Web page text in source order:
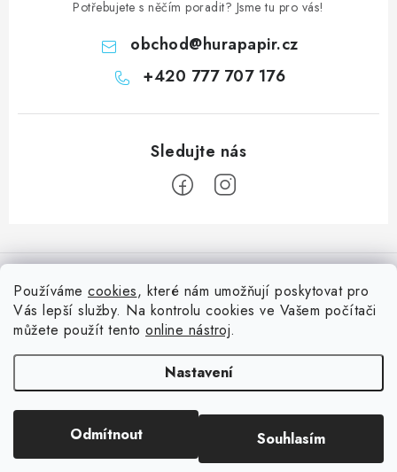
Používáme cookies, které nám umožňují poskytovat pro
Vás lepší služby. Na kontrolu cookies ve Vašem počítači
můžete použít tento online nástroj.
Nastavení
Odmítnout Souhlasím
Potřebujete s něčím poradit? Jsme tu pro vás!
obchod@hurapapir.cz
+420 777 707 176
á
Doprava
Oblíbené ♥️
Hodnocení obchodu
Nepřehlédněte
Blog s nápady a návody
Slovník pojmů, české návody
Reklamace a vrácení zboží
Vytvořil Shoptet
. Všechna práva vyhrazena.Upravit nastavení